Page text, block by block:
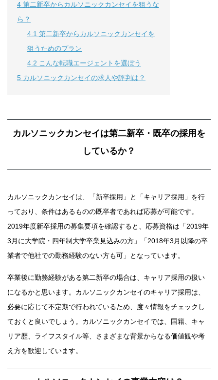
4 第二新卒からカルソニックカンセイを狙うな
ら？
4.1 第二新卒からカルソニックカンセイを
狙うためのプラン
4.2 こんな転職エージェントを選ぼう
5 カルソニックカンセイの求人や評判は？
カルソニックカンセイは第二新卒・既卒の採用を
しているか？
カルソニックカンセイは、「新卒採用」と「キャリア採用」を行
っており、条件はあるものの既卒者であれば応募が可能です。
2019年度新卒採用の募集要項を確認すると、応募資格は「2019年
3月に大学院・四年制大学卒業見込みの方」「2018年3月以降の卒
業者で他社での勤務経験のない方も可」となっています。
卒業後に勤務経験がある第二新卒の場合は、キャリア採用の扱い
になるかと思います。カルソニックカンセイのキャリア採用は、
必要に応じて不定期で行われているため、度々情報をチェックし
ておくと良いでしょう。カルソニックカンセイでは、国籍、キャ
リア歴、ライフスタイル等、さまざまな背景からなる価値観や考
え方を歓迎しています。